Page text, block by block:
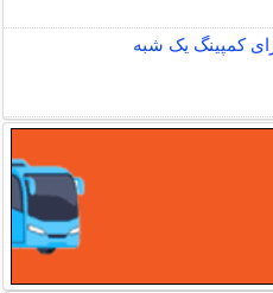
کمپینگ یک شبه